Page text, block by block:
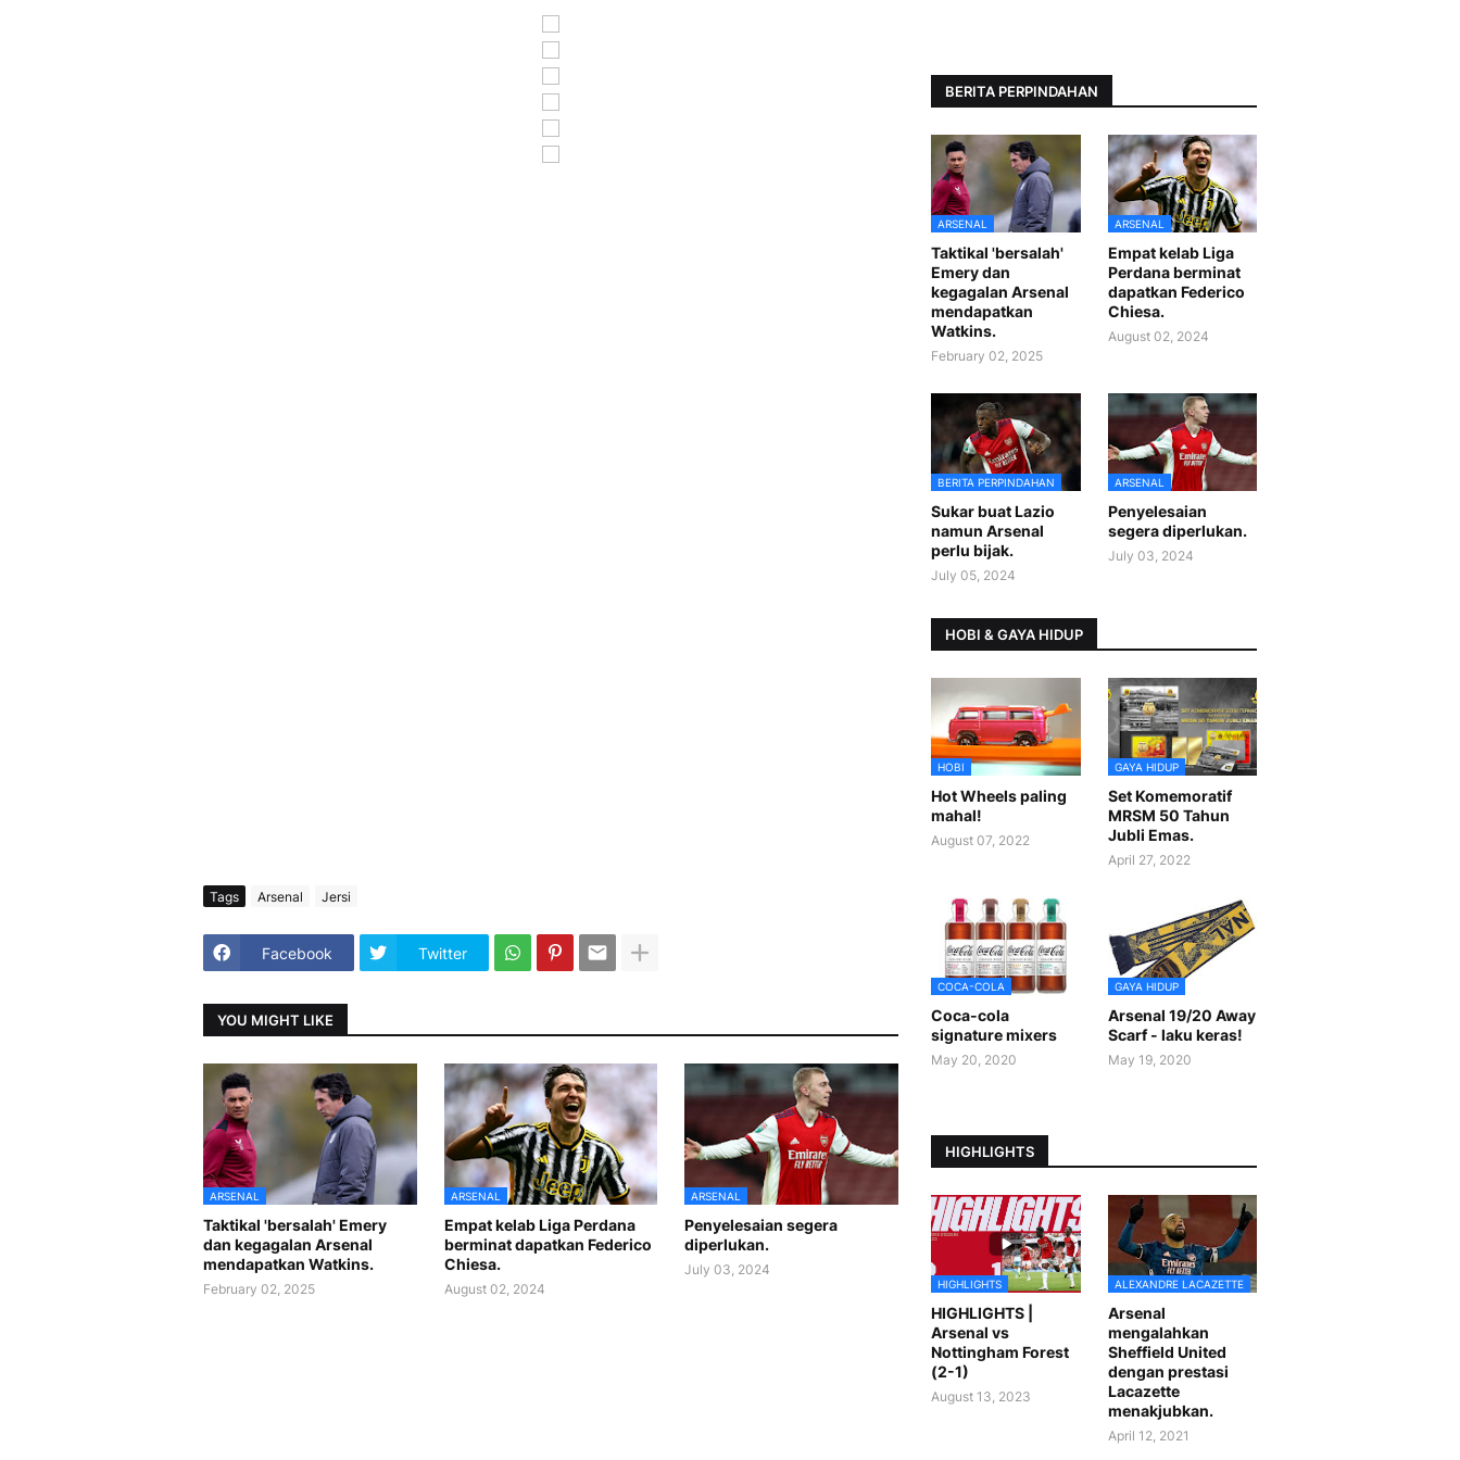
Tags Arsenal Jersi
Facebook Twitter
YOU MIGHT LIKE
ARSENAL
Taktikal 'bersalah' Emery
dan kegagalan Arsenal
mendapatkan Watkins.
February 02, 2025
ARSENAL
Empat kelab Liga Perdana
berminat dapatkan Federico
Chiesa.
August 02, 2024
ARSENAL
Penyelesaian segera
diperlukan.
July 03, 2024
BERITA PERPINDAHAN
ARSENAL
Taktikal 'bersalah'
Emery dan
kegagalan Arsenal
mendapatkan
Watkins.
February 02, 2025
ARSENAL
Empat kelab Liga
Perdana berminat
dapatkan Federico
Chiesa.
August 02, 2024
BERITA PERPINDAHAN
Sukar buat Lazio
namun Arsenal
perlu bijak.
July 05, 2024
ARSENAL
Penyelesaian
segera diperlukan.
July 03, 2024
HOBI & GAYA HIDUP
HOBI
Hot Wheels paling
mahal!
August 07, 2022
GAYA HIDUP
Set Komemoratif
MRSM 50 Tahun
Jubli Emas.
April 27, 2022
COCA-COLA
Coca-cola
signature mixers
May 20, 2020
GAYA HIDUP
Arsenal 19/20 Away
Scarf - laku keras!
May 19, 2020
HIGHLIGHTS
HIGHLIGHTS
HIGHLIGHTS |
Arsenal vs
Nottingham Forest
(2-1)
August 13, 2023
ALEXANDRE LACAZETTE
Arsenal
mengalahkan
Sheffield United
dengan prestasi
Lacazette
menakjubkan.
April 12, 2021